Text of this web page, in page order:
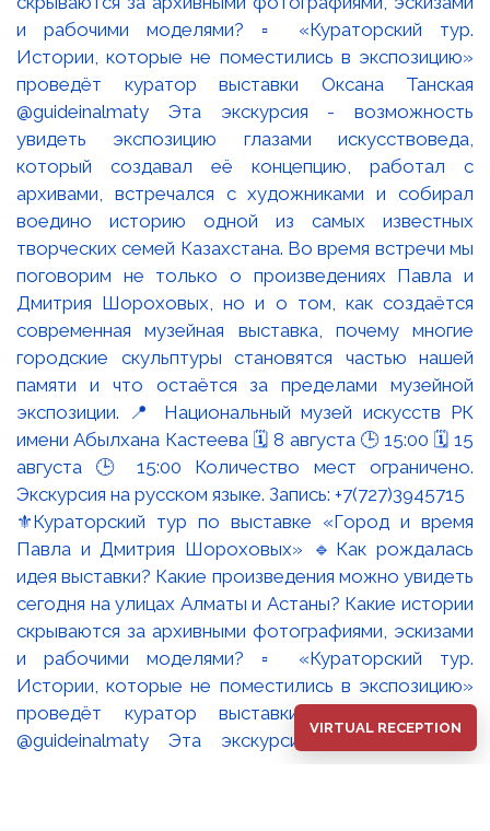
⚜️Кураторский тур по выставке «Город и время
Павла и Дмитрия Шороховых» 🔹Как рождалась
идея выставки? Какие произведения можно увидеть
сегодня на улицах Алматы и Астаны? Какие истории
скрываются за архивными фотографиями, эскизами
и рабочими моделями? ▫️ «Кураторский тур.
Истории, которые не поместились в экспозицию»
проведёт куратор выставки Оксана Танская
@guideinalmaty Эта экскурсия - возможность
VIRTUAL RECEPTION